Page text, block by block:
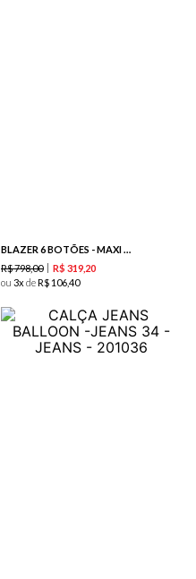
BLAZER 6 BOTÕES - MAXI PINK
R$798,00 R$ 319 20
ou 3 deR$ 10640